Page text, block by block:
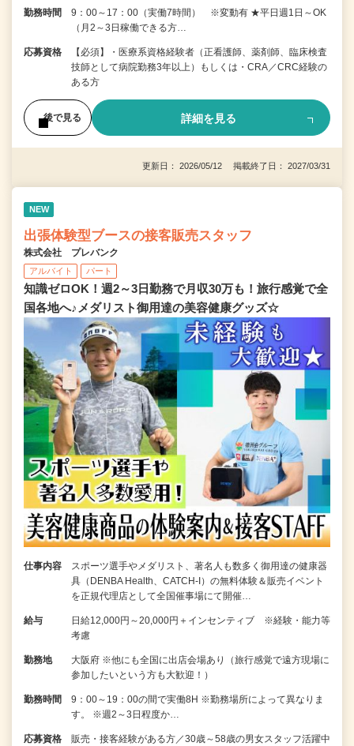
勤務時間
9：00～17：00（実働7時間） ※変動有 ★平日週1日～OK
（月2～3日稼働できる方…
応募資格
【必須】・医療系資格経験者（正看護師、薬剤師、臨床検査
技師として病院勤務3年以上）もしくは・CRA／CRC経験の
ある方
後で見る 詳細を見る
更新日： 2026/05/12 掲載終了日： 2027/03/31
NEW
出張体験型ブースの接客販売スタッフ
株式会社 プレバンク
アルバイト パート
知識ゼロOK！週2～3日勤務で月収30万も！旅行感覚で全
国各地へ♪メダリスト御用達の美容健康グッズ☆
仕事内容
スポーツ選手やメダリスト、著名人も数多く御用達の健康器
具（DENBA Health、CATCH-I）の無料体験＆販売イベント
を正規代理店として全国催事場にて開催…
給与
日給12,000円～20,000円＋インセンティブ ※経験・能力等
考慮
勤務地
大阪府 ※他にも全国に出店会場あり（旅行感覚で遠方現場に
参加したいという方も大歓迎！）
勤務時間
9：00～19：00の間で実働8H ※勤務場所によって異なりま
す。 ※週2～3日程度か…
応募資格 販売・接客経験がある方／30歳～58歳の男女スタッフ活躍中